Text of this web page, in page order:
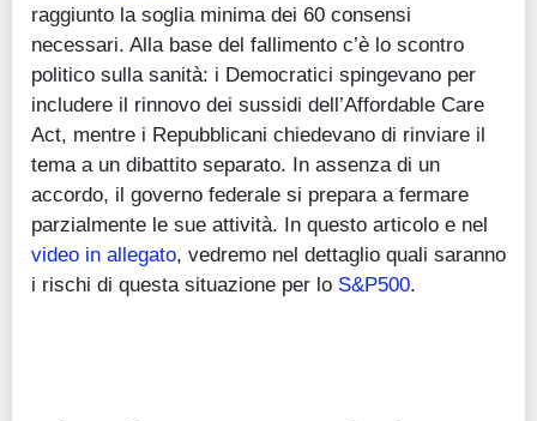
raggiunto la soglia minima dei 60 consensi
necessari. Alla base del fallimento c’è lo scontro
politico sulla sanità: i Democratici spingevano per
includere il rinnovo dei sussidi dell’Affordable Care
Act, mentre i Repubblicani chiedevano di rinviare il
tema a un dibattito separato. In assenza di un
accordo, il governo federale si prepara a fermare
parzialmente le sue attività. In questo articolo e nel
video in allegato, vedremo nel dettaglio quali saranno
i rischi di questa situazione per lo S&P500.